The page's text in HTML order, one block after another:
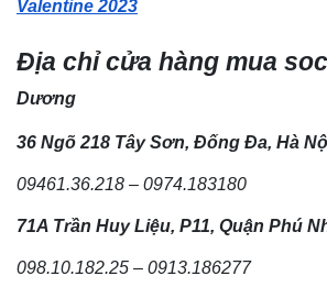
Valentine 2023
Địa chỉ cửa hàng mua
Dương
36 Ngõ 218 Tây Sơn, Đống Đa, Hà
09461.36.218 – 0974.183180
71A Trần Huy Liệu, P11, Quận Phú
098.10.182.25 – 0913.186277